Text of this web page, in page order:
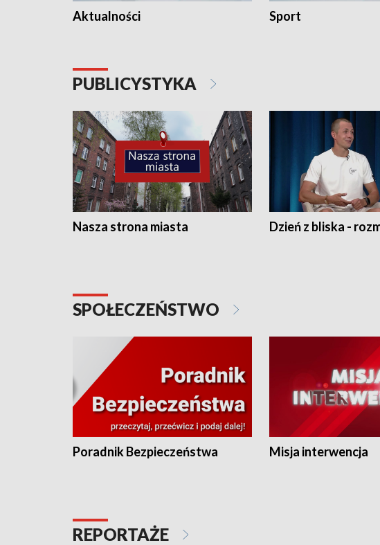
Aktualności Sport
PUBLICYSTYKA
Nasza strona miasta Dzień z bliska -
SPOŁECZEŃSTWO
Poradnik Bezpieczeństwa Misja interwencja
REPORTAŻE